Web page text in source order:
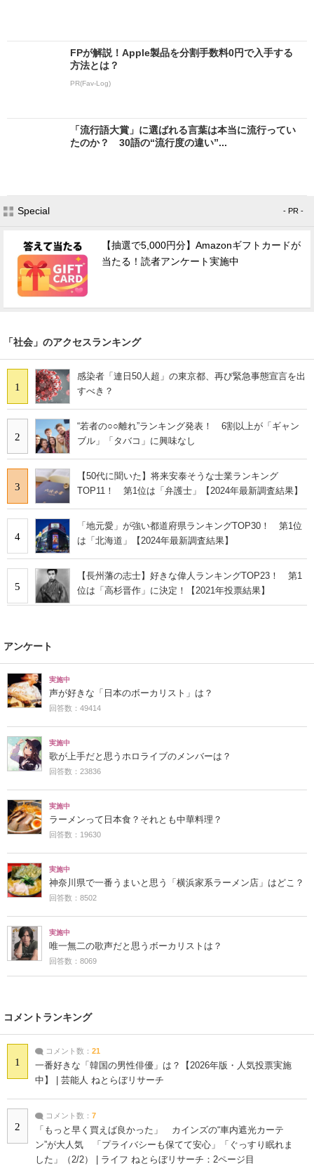
FPが解説！Apple製品を分割手数料0円で入手する
方法とは？
PR(Fav-Log)
「流行語大賞」に選ばれる言葉は本当に流行ってい
たのか？ 30語の“流行度の違い”...
Special - PR -
【抽選で5,000円分】Amazonギフトカードが
当たる！読者アンケート実施中
「社会」のアクセスランキング
1
感染者「連日50人超」の東京都、再び緊急事態宣言を出
すべき？
2
“若者の○○離れ”ランキング発表！ 6割以上が「ギャン
ブル」「タバコ」に興味なし
3
【50代に聞いた】将来安泰そうな士業ランキング
TOP11！ 第1位は「弁護士」【2024年最新調査結果】
4
「地元愛」が強い都道府県ランキングTOP30！ 第1位
は「北海道」【2024年最新調査結果】
5
【長州藩の志士】好きな偉人ランキングTOP23！ 第1
位は「高杉晋作」に決定！【2021年投票結果】
アンケート
実施中
声が好きな「日本のボーカリスト」は？
回答数：49414
実施中
歌が上手だと思うホロライブのメンバーは？
回答数：23836
実施中
ラーメンって日本食？それとも中華料理？
回答数：19630
実施中
神奈川県で一番うまいと思う「横浜家系ラーメン店」はどこ？
回答数：8502
実施中
唯一無二の歌声だと思うボーカリストは？
回答数：8069
コメントランキング
1
コメント数： 21
一番好きな「韓国の男性俳優」は？【2026年版・人気投票実施
中】 | 芸能人 ねとらぼリサーチ
2
コメント数： 7
「もっと早く買えば良かった」 カインズの“車内遮光カーテ
ン”が大人気 「プライバシーも保てて安心」「ぐっすり眠れま
した」（2/2） | ライフ ねとらぼリサーチ：2ページ目